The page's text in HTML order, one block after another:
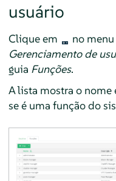
usuário
Clique em
no
Gerenciamento de
guia Funções.
A lista mostra o nome
se é uma função do